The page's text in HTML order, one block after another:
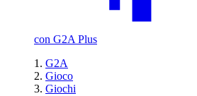
con G2A Plus
G2A
Gioco
Giochi